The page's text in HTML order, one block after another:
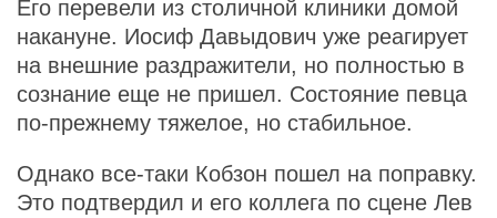
Его перевели из столичной клиники домой
накануне. Иосиф Давыдович уже реагирует
на внешние раздражители, но полностью в
сознание еще не пришел. Состояние певца
по-прежнему тяжелое, но стабильное.
Однако все-таки Кобзон пошел на поправку.
Это подтвердил и его коллега по сцене Лев